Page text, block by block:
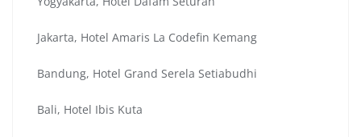
Jakarta, Hotel Amaris La Codefin Kemang
Bandung, Hotel Grand Serela Setiabudhi
Bali, Hotel Ibis Kuta